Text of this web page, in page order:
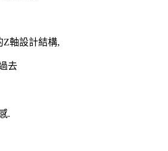
Z軸設計結構,
去
.